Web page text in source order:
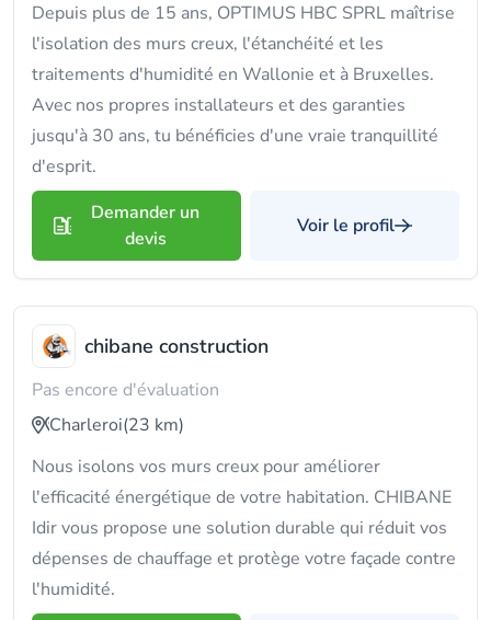
Depuis plus de 15 ans, OPTIMUS HBC SPRL maîtrise
l'isolation des murs creux, l'étanchéité et les
traitements d'humidité en Wallonie et à Bruxelles.
Avec nos propres installateurs et des garanties
jusqu'à 30 ans, tu bénéficies d'une vraie tranquillité
d'esprit.
Demander un
devis
Voir le profil
chibane construction
Pas encore d'évaluation
Charleroi(23 km)
Nous isolons vos murs creux pour améliorer
l'efficacité énergétique de votre habitation. CHIBANE
Idir vous propose une solution durable qui réduit vos
dépenses de chauffage et protège votre façade contre
l'humidité.